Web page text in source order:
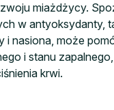
miażdżycy.
w antyoksydanty,
i nasiona, może
i stanu
krwi.